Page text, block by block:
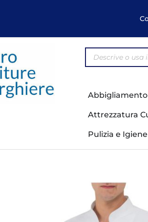
Abbigliamento
Attrezzatura
Pulizia e